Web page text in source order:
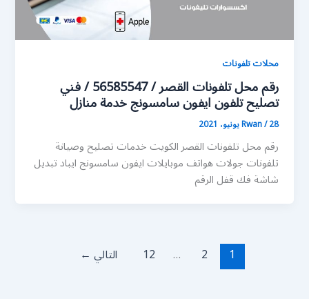
محلات تلفونات
رقم محل تلفونات القصر / 56585547 / فني
تصليح تلفون ايفون سامسونج خدمة منازل
Rwan/28 يونيو، 2021
رقم محل تلفونات القصر الكويت خدمات تصليح وصيانة
تلفونات جولات هواتف موبايلات ايفون سامسونج ايباد تبديل
شاشة فك قفل الرقم
1
2
…
12 التالي ←